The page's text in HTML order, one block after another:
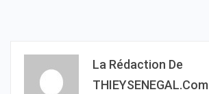
La Rédaction De
THIEYSENEGAL.com